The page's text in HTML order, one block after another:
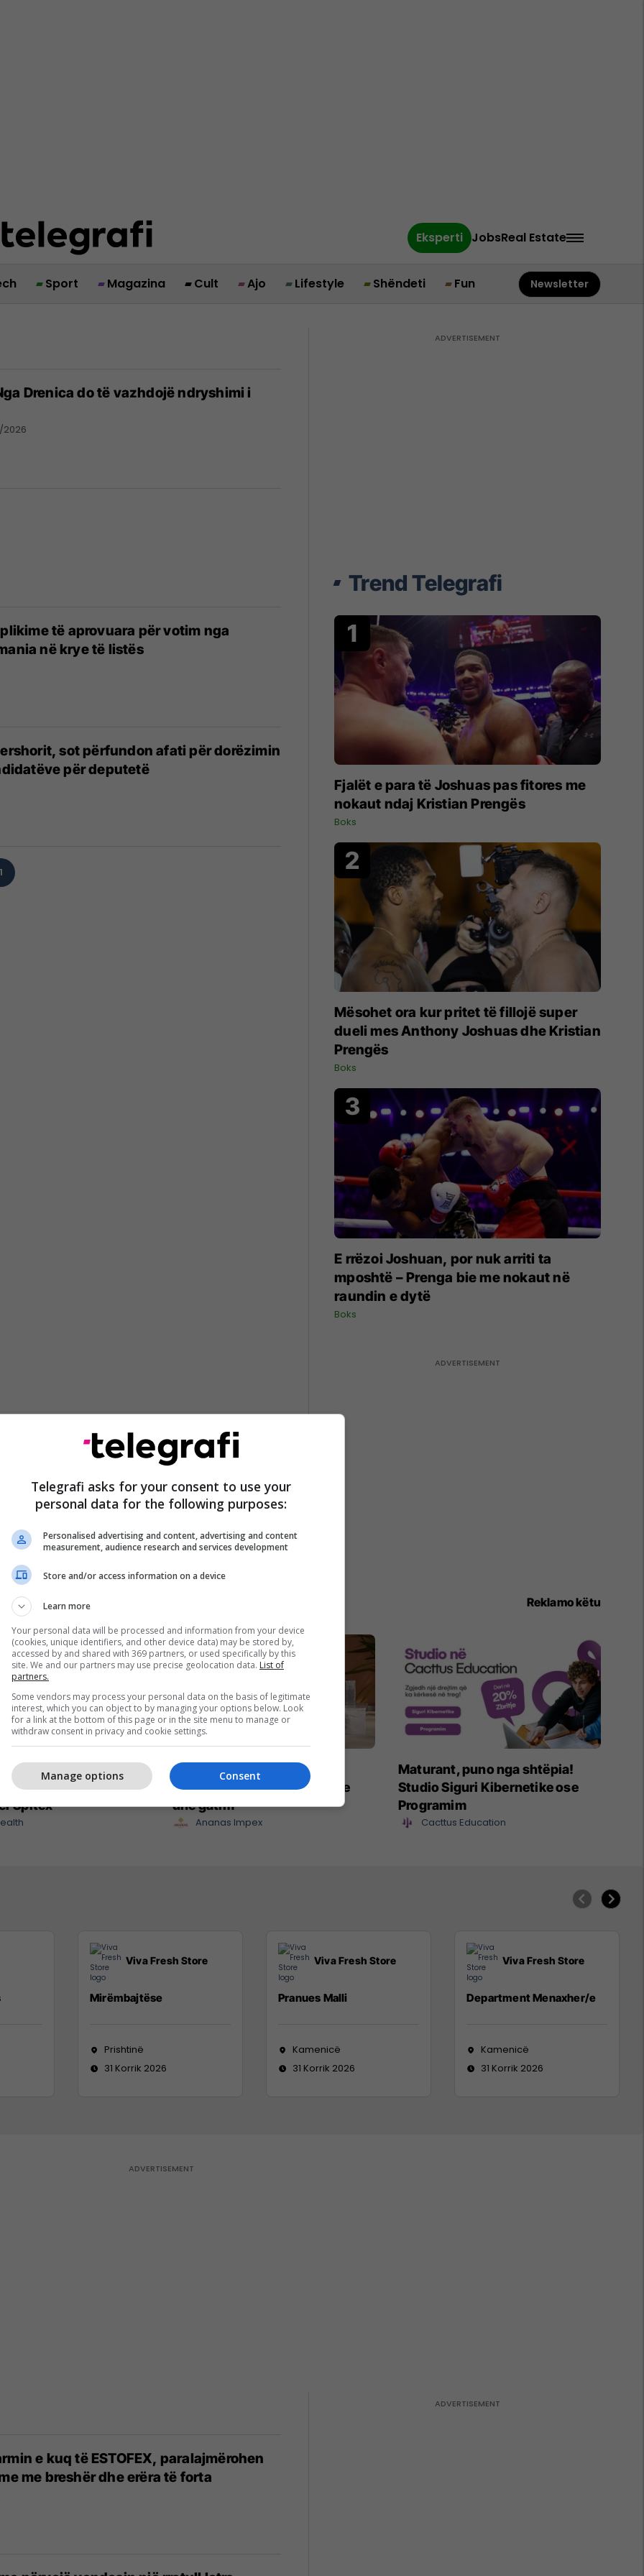
Eksperti JobsReal Estate
Sport Magazina Cult Ajo Lifestyle Shëndeti Fun Newsletter
Drenica do të vazhdojë ndryshimi i
2026
të aprovuara për votim nga
në krye të listës
sot përfundon afati për dorëzimin
për deputetë
1
Trend Telegrafi
Fjalët e para të Joshuas pas fitores me
nokaut ndaj Kristian Prengës
Boks
Mësohet ora kur pritet të fillojë super
dueli mes Anthony Joshuas dhe Kristian
Prengës
Boks
E rrëzoi Joshuan, por nuk arriti ta
mposhtë – Prenga bie me nokaut në
raundin e dytë
Boks
Reklamo këtu
dhe
qasja që sjell Alba
Spitex
Ananas Impex sjell në treg
produkte të reja për çdo shije
dhe gatim
Ananas Impex
Maturant, puno nga shtëpia!
Studio Siguri Kibernetike ose
Programim
Cacttus Education
Viva Fresh Store
Mirëmbajtëse
Prishtinë
31 Korrik 2026
Viva Fresh Store
Pranues Malli
Kamenicë
31 Korrik 2026
Viva Fresh Store
Department Menaxher/e
Kamenicë
31 Korrik 2026
e kuq të ESTOFEX, paralajmërohen
me breshër dhe erëra të forta
Telegrafi asks for your consent to use your
personal data for the following purposes:
Personalised advertising and content, advertising and content
measurement, audience research and services development
Store and/or access information on a device
Learn more
Your personal data will be processed and information from your device
(cookies, unique identifiers, and other device data) may be stored by,
accessed by and shared with 369 partners, or used specifically by this
site. We and our partners may use precise geolocation data. List of
partners.
Some vendors may process your personal data on the basis of legitimate
interest, which you can object to by managing your options below. Look
for a link at the bottom of this page or in the site menu to manage or
withdraw consent in privacy and cookie settings.
Consent
Manage options